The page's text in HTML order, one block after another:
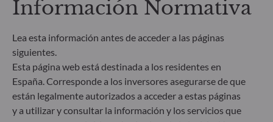
sostenibles (SFDR) es un conjunto de normas de la
UE cuyo objetivo es lograr que el perfil de
comparable y se entienda mejor por los inversores
finales. Artículo 6: El equipo de gestión no tiene en
cuenta riesgos de sostenibilidad ni incidencias
adversas de las decisiones de inversión en los
factores de sostenibilidad en el proceso de toma de
decisiones. Artículo 8: El equipo de gestión aborda
los riesgos de sostenibilidad integrando criterios
Información Normativa
Lea esta información antes de acceder a las páginas
siguientes.
Esta página web está destinada a los residentes en
España. Corresponde a los inversores asegurarse de que
están legalmente autorizados a acceder a estas páginas
y a utilizar y consultar la información y los servicios que